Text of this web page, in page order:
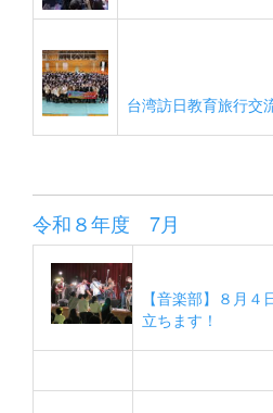
台湾訪日教育旅行交
令和８年度 7月
【音楽部】８月
立ちます！